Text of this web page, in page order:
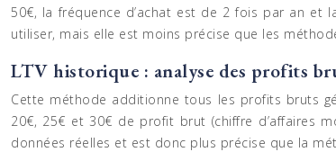
50€, la fréquence d’achat est de 2 fois par an
utiliser, mais elle est moins précise que les
LTV historique : analyse des profits
Cette méthode additionne tous les profits bruts
20€, 25€ et 30€ de profit brut (chiffre d’affaires
données réelles et est donc plus précise que la